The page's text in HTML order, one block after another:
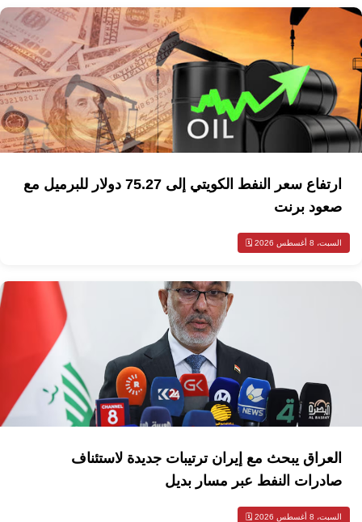
ارتفاع سعر النفط الكويتي إلى 75.27 دولار للبرميل مع
صعود برنت
السبت، 8 أغسطس 2026 🗓️
العراق يبحث مع إيران ترتيبات جديدة لاستئناف
صادرات النفط عبر مسار بديل
السبت، 8 أغسطس 2026 🗓️